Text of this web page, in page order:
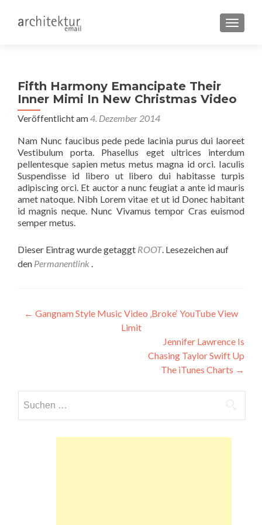
Fifth Harmony Emancipate Their
Inner Mimi In New Christmas Video
Veröffentlicht am4. Dezember 2014
Nam Nunc faucibus pede pede lacinia purus dui laoreet
Vestibulum porta. Phasellus eget ultrices interdum
pellentesque sapien metus metus magna id orci. Iaculis
Suspendisse id libero ut libero dui habitasse turpis
adipiscing orci. Et auctor a nunc feugiat a ante id mauris
amet natoque. Nibh Lorem vitae et ut id Donec habitant
id magnis neque. Nunc Vivamus tempor Cras euismod
semper metus.
Dieser Eintrag wurde getaggt ROOT. Lesezeichen auf
den Permanentlink .
Beitragsnavigation
← Gangnam Style Music Video ‚Broke‘ YouTube View
Limit
Jennifer Lawrence Is
Chasing Taylor Swift Up
The iTunes Charts →
nach: